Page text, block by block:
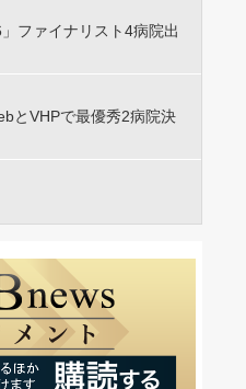
ファイナリスト4病院出
とVHPで最優秀2病院決